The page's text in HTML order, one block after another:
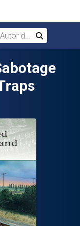
durchsuchen
Suchen